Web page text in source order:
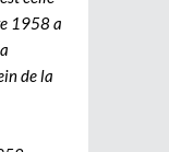
1958 a
de la